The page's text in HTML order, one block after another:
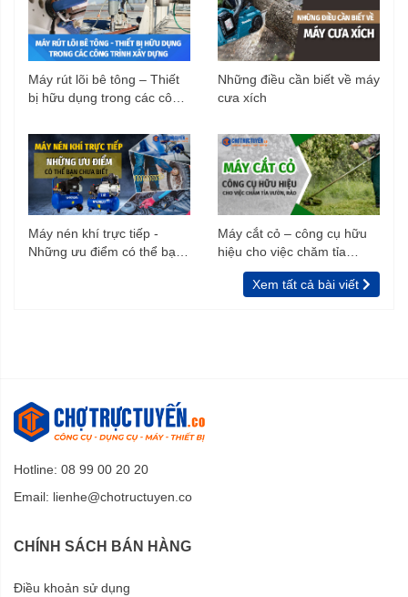
Máy rút lõi bê tông – Thiết
bị hữu dụng trong các công
Những điều cần biết về máy
cưa xích
Máy nén khí trực tiếp -
Những ưu điểm có thể bạn
Máy cắt cỏ – công cụ hữu
hiệu cho việc chăm tỉa
vườn, rào
Xem tất cả bài viết
Hotline: 08 99 00 20 20
Email: lienhe@chotructuyen.co
CHÍNH SÁCH BÁN HÀNG
Điều khoản sử dụng